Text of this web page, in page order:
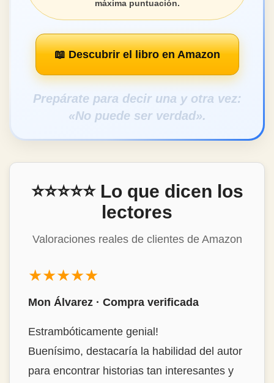
máxima puntuación.
📖 Descubrir el libro en Amazon
Prepárate para decir una y otra vez:
«No puede ser verdad».
⭐⭐⭐⭐⭐ Lo que dicen los
lectores
Valoraciones reales de clientes de Amazon
★★★★★
Mon Álvarez · Compra verificada
Estrambóticamente genial!
Buenísimo, destacaría la habilidad del autor
para encontrar historias tan interesantes y